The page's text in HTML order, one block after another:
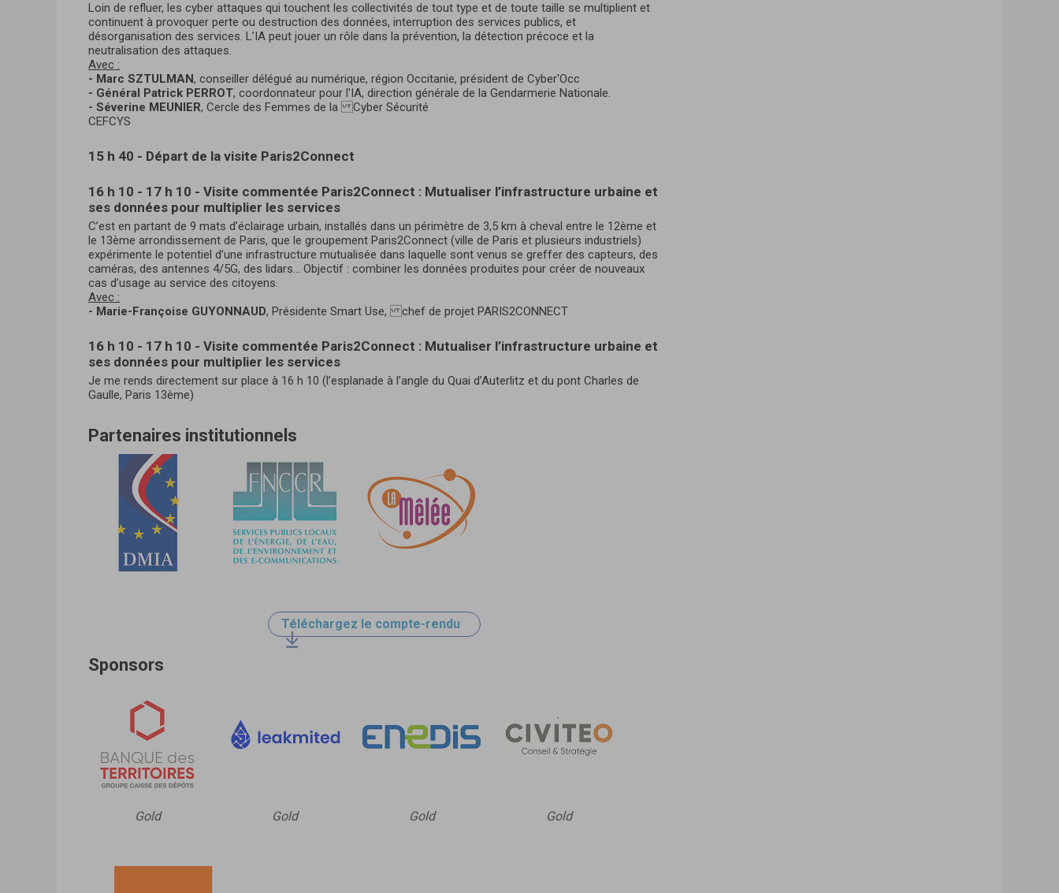
Loin de refluer, les cyber attaques qui touchent les collectivités de tout type et de toute taille se multiplient et
continuent à provoquer perte ou destruction des données, interruption des services publics, et
désorganisation des services. L’IA peut jouer un rôle dans la prévention, la détection précoce et la
neutralisation des attaques.
Avec :
- Marc SZTULMAN, conseiller délégué au numérique, région Occitanie, président de Cyber'Occ
- Général Patrick PERROT, coordonnateur pour l'IA, direction générale de la Gendarmerie Nationale.
- Séverine MEUNIER, Cercle des Femmes de la Cyber Sécurité
CEFCYS
15 h 40 - Départ de la visite Paris2Connect
16 h 10 - 17 h 10 - Visite commentée Paris2Connect : Mutualiser l’infrastructure urbaine et
ses données pour multiplier les services
C’est en partant de 9 mats d’éclairage urbain, installés dans un périmètre de 3,5 km à cheval entre le 12ème et
le 13ème arrondissement de Paris, que le groupement Paris2Connect (ville de Paris et plusieurs industriels)
expérimente le potentiel d’une infrastructure mutualisée dans laquelle sont venus se greffer des capteurs, des
caméras, des antennes 4/5G, des lidars... Objectif : combiner les données produites pour créer de nouveaux
cas d’usage au service des citoyens.
Avec :
- Marie-Françoise GUYONNAUD, Présidente Smart Use, chef de projet PARIS2CONNECT
16 h 10 - 17 h 10 - Visite commentée Paris2Connect : Mutualiser l’infrastructure urbaine et
ses données pour multiplier les services
Je me rends directement sur place à 16 h 10 (l’esplanade à l’angle du Quai d’Auterlitz et du pont Charles de
Gaulle, Paris 13ème)
Partenaires institutionnels
Téléchargez le compte-rendu
Sponsors
Gold Gold Gold Gold